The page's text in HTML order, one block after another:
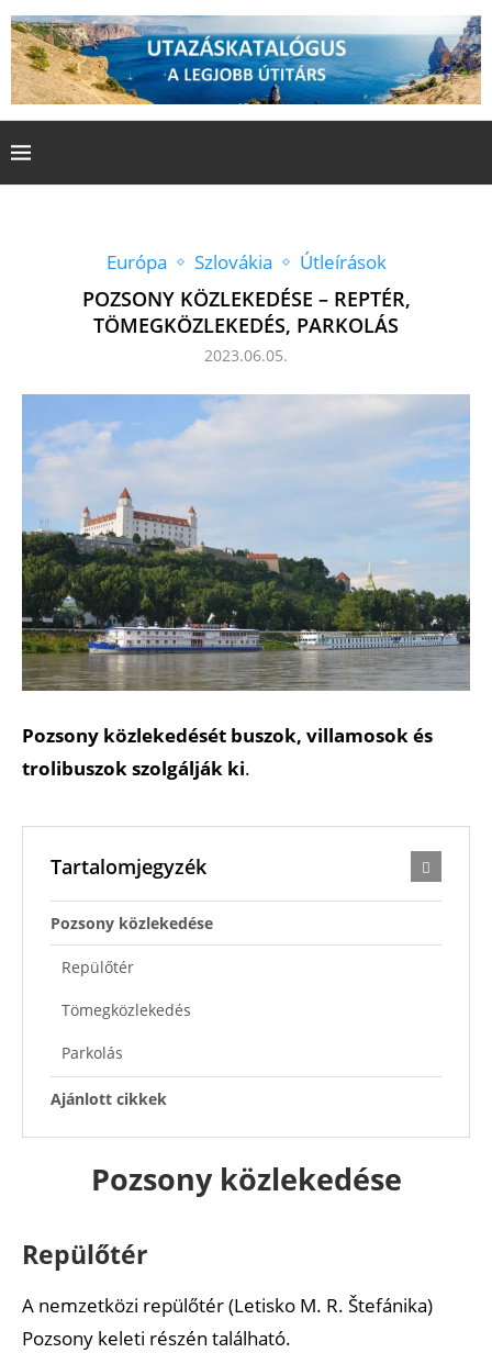
Európa Szlovákia Útleírások
POZSONY KÖZLEKEDÉSE – REPTÉR,
TÖMEGKÖZLEKEDÉS, PARKOLÁS
2023.06.05.
Pozsony közlekedését buszok, villamosok és
trolibuszok szolgálják ki.
Tartalomjegyzék
Pozsony közlekedése
Repülőtér
Tömegközlekedés
Parkolás
Ajánlott cikkek
Pozsony közlekedése
Repülőtér
A nemzetközi repülőtér (Letisko M. R. Štefánika)
Pozsony keleti részén található.